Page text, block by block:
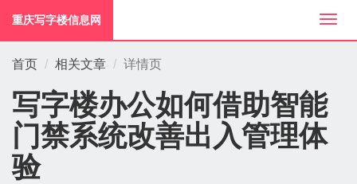
切
换
重庆写字楼信息网
首页 相关文章 详情页
写字楼办公如何借助智能
门禁系统改善出入管理体
验